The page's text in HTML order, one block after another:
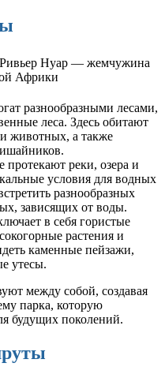
разнообразными лесами,
леса. Здесь обитают
животных, а также
реки, озера и
условия для водных
разнообразных
зависящих от воды.
в себя гористые
растения и
каменные пейзажи,
утесы.
между собой, создавая
парка, которую
будущих поколений.